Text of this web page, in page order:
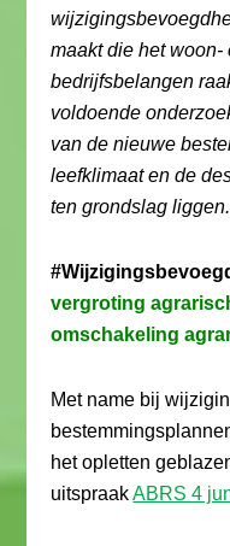
maakt die het
bedrijfsbelangen
voldoende
van de nieuwe
leefklimaat en de
ten grondslag
vergroting
omschakeling
Met name bij
het opletten
uitspraakABRS 4